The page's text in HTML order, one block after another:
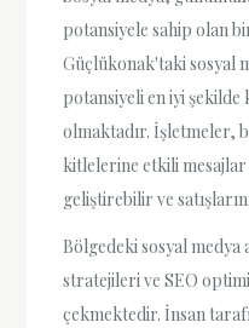
potansiyele sahip olan
Güçlükonak'taki sosyal
potansiyeli en iyi
olmaktadır. İşletmeler,
kitlelerine etkili
geliştirebilir ve
Bölgedeki sosyal
stratejileri ve SEO
çekmektedir. İnsan